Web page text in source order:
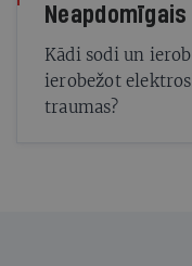
Kādi sodi un
ierobežot
traumas?